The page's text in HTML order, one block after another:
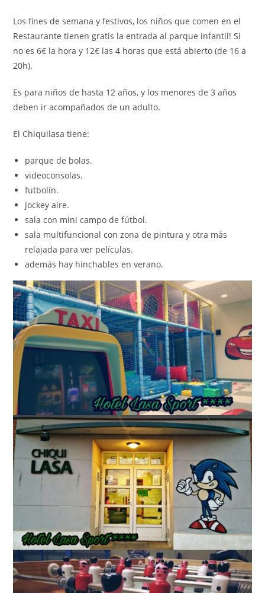
Los fines de semana y festivos, los niños que comen en el
Restaurante tienen gratis la entrada al parque infantil! Si
no es 6€ la hora y 12€ las 4 horas que está abierto (de 16 a
20h).
Es para niños de hasta 12 años, y los menores de 3 años
deben ir acompañados de un adulto.
El Chiquilasa tiene:
parque de bolas.
videoconsolas.
futbolín.
jockey aire.
sala con mini campo de fútbol.
sala multifuncional con zona de pintura y otra más
relajada para ver películas.
además hay hinchables en verano.